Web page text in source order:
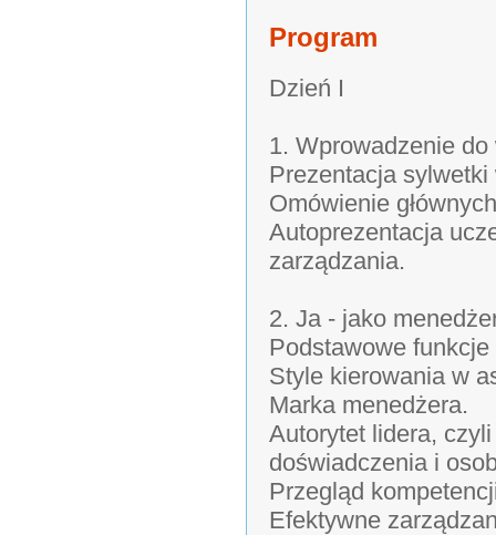
Program
Dzień I
1. Wprowadzenie
Prezentacja sylwetki
Omówienie
Autoprezentacja
zarządzania.
2. Ja - jako
Podstawowe
Style kierowania w
Marka menedżera.
Autorytet lidera,
doświadczenia i
Przegląd
Efektywne